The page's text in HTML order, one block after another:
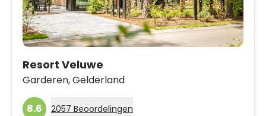
Resort Veluwe
Garderen,Gelderland
8.6 2057 Beoordelingen